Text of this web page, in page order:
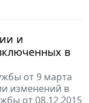
и
в
от 9 марта
изменений в
от 08.12.2015